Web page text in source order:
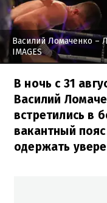
Василий Ломаченко –
IMAGES
В ночь с 31
Василий
встретились в
вакантный
одержать